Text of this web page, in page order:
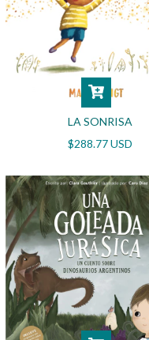
LA SONRISA
$288.77 USD